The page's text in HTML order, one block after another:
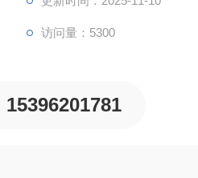
访问量：5300
15396201781